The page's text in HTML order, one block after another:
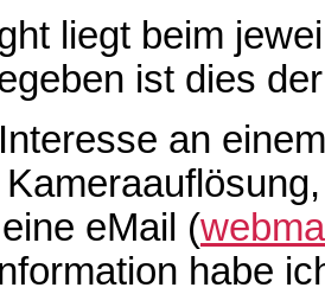
liegt beim
ist dies
an
eMail (
habe